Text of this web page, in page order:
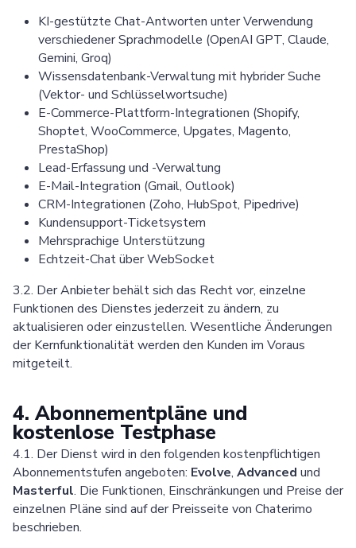
KI-gestützte Chat-Antworten unter Verwendung
verschiedener Sprachmodelle (OpenAI GPT, Claude,
Gemini, Groq)
Wissensdatenbank-Verwaltung mit hybrider Suche
(Vektor- und Schlüsselwortsuche)
E-Commerce-Plattform-Integrationen (Shopify,
Shoptet, WooCommerce, Upgates, Magento,
PrestaShop)
Lead-Erfassung und -Verwaltung
E-Mail-Integration (Gmail, Outlook)
CRM-Integrationen (Zoho, HubSpot, Pipedrive)
Kundensupport-Ticketsystem
Mehrsprachige Unterstützung
Echtzeit-Chat über WebSocket
3.2. Der Anbieter behält sich das Recht vor, einzelne
Funktionen des Dienstes jederzeit zu ändern, zu
aktualisieren oder einzustellen. Wesentliche Änderungen
der Kernfunktionalität werden den Kunden im Voraus
mitgeteilt.
4. Abonnementpläne und
kostenlose Testphase
4.1. Der Dienst wird in den folgenden kostenpflichtigen
Abonnementstufen angeboten: Evolve, Advanced und
Masterful. Die Funktionen, Einschränkungen und Preise der
einzelnen Pläne sind auf der Preisseite von Chaterimo
beschrieben.